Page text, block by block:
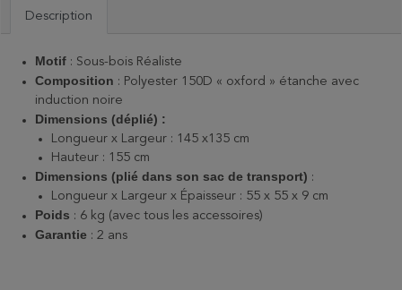
Description
Motif : Sous-bois Réaliste
Composition : Polyester 150D « oxford » étanche avec
induction noire
Dimensions (déplié) :
Longueur x Largeur : 145 x135 cm
Hauteur : 155 cm
Dimensions (plié dans son sac de transport) :
Longueur x Largeur x Épaisseur : 55 x 55 x 9 cm
Poids : 6 kg (avec tous les accessoires)
Garantie : 2 ans